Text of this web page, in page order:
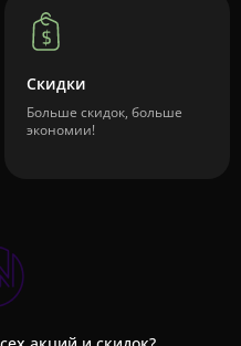
Скидки
Больше скидок, больше
экономии!